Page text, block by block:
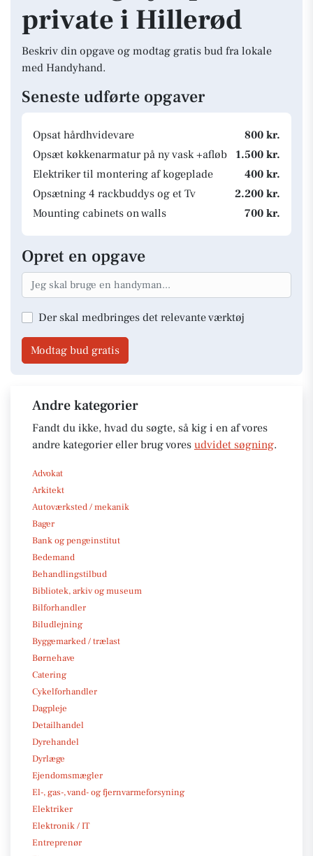
private i Hillerød
Beskriv din opgave og modtag gratis bud fra lokale
med Handyhand.
Seneste udførte opgaver
Opsat hårdhvidevare
800 kr.
Opsæt køkkenarmatur på ny vask +afløb
1.500 kr.
Elektriker til montering af kogeplade
400 kr.
Opsætning 4 rackbuddys og et Tv
2.200 kr.
Mounting cabinets on walls
700 kr.
Opret en opgave
Der skal medbringes det relevante værktøj
Modtag bud gratis
Andre kategorier
Fandt du ikke, hvad du søgte, så kig i en af vores
andre kategorier eller brug vores udvidet søgning.
Advokat
Arkitekt
Autoværksted / mekanik
Bager
Bank og pengeinstitut
Bedemand
Behandlingstilbud
Bibliotek, arkiv og museum
Bilforhandler
Biludlejning
Byggemarked / trælast
Børnehave
Catering
Cykelforhandler
Dagpleje
Detailhandel
Dyrehandel
Dyrlæge
Ejendomsmægler
El-, gas-, vand- og fjernvarmeforsyning
Elektriker
Elektronik / IT
Entreprenør